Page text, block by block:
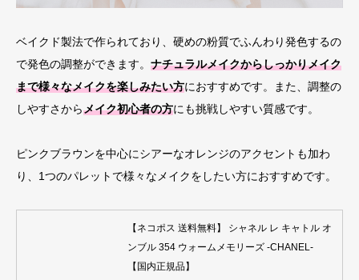
ベイクド製法で作られており、硬めの粉質でふんわり発色するの
で発色の調整ができます。 ナチュラルメイクからしっかりメイク
まで様々なメイクを楽しみたい方におすすめです。また、調整の
しやすさからメイク初心者の方にも挑戦しやすい質感です。
ピンクブラウンを中心にシアーなオレンジのアクセントも加わ
り、1つのパレットで様々なメイクをしたい方におすすめです。
【ネコポス 送料無料】 シャネル レ キャトル オ
ンブル 354 ウォームメモリーズ -CHANEL-
【国内正規品】